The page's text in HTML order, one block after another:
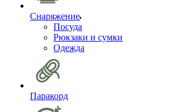
Снаряжение
Посуда
Рюкзаки и сумки
Одежда
Паракорд